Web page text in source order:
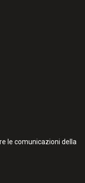
le comunicazioni della